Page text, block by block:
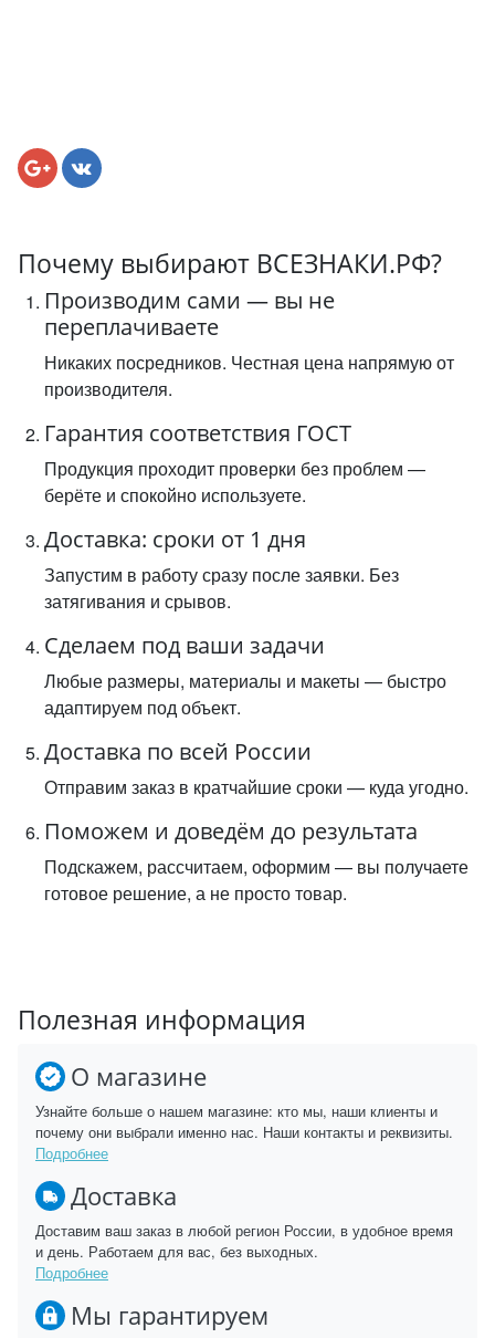
Почему выбирают ВСЕЗНАКИ.РФ?
Производим сами — вы не
переплачиваете
Никаких посредников. Честная цена напрямую от
производителя.
Гарантия соответствия ГОСТ
Продукция проходит проверки без проблем —
берёте и спокойно используете.
Доставка: сроки от 1 дня
Запустим в работу сразу после заявки. Без
затягивания и срывов.
Сделаем под ваши задачи
Любые размеры, материалы и макеты — быстро
адаптируем под объект.
Доставка по всей России
Отправим заказ в кратчайшие сроки — куда угодно.
Поможем и доведём до результата
Подскажем, рассчитаем, оформим — вы получаете
готовое решение, а не просто товар.
Полезная информация
О магазине
Узнайте больше о нашем магазине: кто мы, наши клиенты и
почему они выбрали именно нас. Наши контакты и реквизиты.
Подробнее
Доставка
Доставим ваш заказ в любой регион России, в удобное время
и день. Работаем для вас, без выходных.
Подробнее
Мы гарантируем